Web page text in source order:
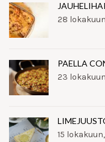
28
PAELLA
23
15